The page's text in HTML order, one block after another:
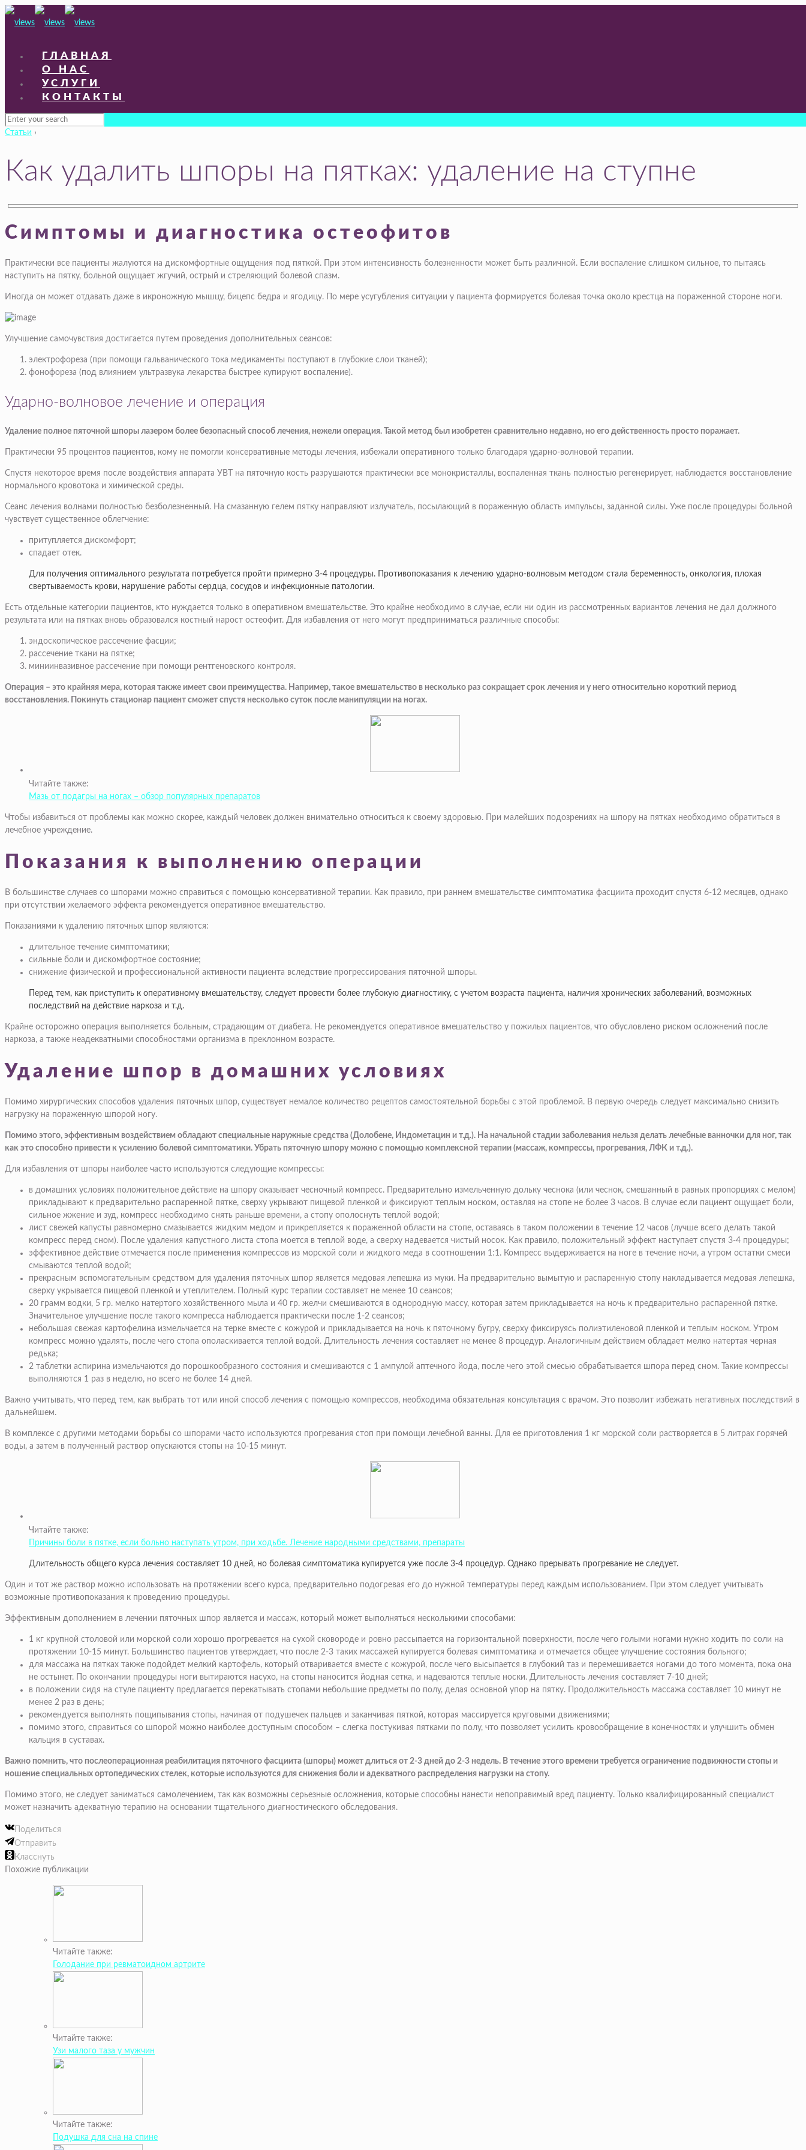
ГЛАВНАЯ
О НАС
УСЛУГИ
КОНТАКТЫ
Статьи ›
Как удалить шпоры на пятках: удаление на ступне
Симптомы и диагностика остеофитов
Практически все пациенты жалуются на дискомфортные ощущения под пяткой. При этом интенсивность болезненности может быть различной. Если воспаление слишком сильное, то пытаясь
наступить на пятку, больной ощущает жгучий, острый и стреляющий болевой спазм.
Иногда он может отдавать даже в икроножную мышцу, бицепс бедра и ягодицу. По мере усугубления ситуации у пациента формируется болевая точка около крестца на пораженной стороне ноги.
Улучшение самочувствия достигается путем проведения дополнительных сеансов:
электрофореза (при помощи гальванического тока медикаменты поступают в глубокие слои тканей);
фонофореза (под влиянием ультразвука лекарства быстрее купируют воспаление).
Ударно-волновое лечение и операция
Удаление полное пяточной шпоры лазером более безопасный способ лечения, нежели операция. Такой метод был изобретен сравнительно недавно, но его действенность просто поражает.
Практически 95 процентов пациентов, кому не помогли консервативные методы лечения, избежали оперативного только благодаря ударно-волновой терапии.
Спустя некоторое время после воздействия аппарата УВТ на пяточную кость разрушаются практически все монокристаллы, воспаленная ткань полностью регенерирует, наблюдается восстановление
нормального кровотока и химической среды.
Сеанс лечения волнами полностью безболезненный. На смазанную гелем пятку направляют излучатель, посылающий в пораженную область импульсы, заданной силы. Уже после процедуры больной
чувствует существенное облегчение:
притупляется дискомфорт;
спадает отек.
Для получения оптимального результата потребуется пройти примерно 3-4 процедуры. Противопоказания к лечению ударно-волновым методом стала беременность, онкология, плохая
свертываемость крови, нарушение работы сердца, сосудов и инфекционные патологии.
Есть отдельные категории пациентов, кто нуждается только в оперативном вмешательстве. Это крайне необходимо в случае, если ни один из рассмотренных вариантов лечения не дал должного
результата или на пятках вновь образовался костный нарост остеофит. Для избавления от него могут предприниматься различные способы:
эндоскопическое рассечение фасции;
рассечение ткани на пятке;
миниинвазивное рассечение при помощи рентгеновского контроля.
Операция – это крайняя мера, которая также имеет свои преимущества. Например, такое вмешательство в несколько раз сокращает срок лечения и у него относительно короткий период
восстановления. Покинуть стационар пациент сможет спустя несколько суток после манипуляции на ногах.
Читайте также:
Мазь от подагры на ногах – обзор популярных препаратов
Чтобы избавиться от проблемы как можно скорее, каждый человек должен внимательно относиться к своему здоровью. При малейших подозрениях на шпору на пятках необходимо обратиться в
лечебное учреждение.
Показания к выполнению операции
В большинстве случаев со шпорами можно справиться с помощью консервативной терапии. Как правило, при раннем вмешательстве симптоматика фасциита проходит спустя 6-12 месяцев, однако
при отсутствии желаемого эффекта рекомендуется оперативное вмешательство.
Показаниями к удалению пяточных шпор являются:
длительное течение симптоматики;
сильные боли и дискомфортное состояние;
снижение физической и профессиональной активности пациента вследствие прогрессирования пяточной шпоры.
Перед тем, как приступить к оперативному вмешательству, следует провести более глубокую диагностику, с учетом возраста пациента, наличия хронических заболеваний, возможных
последствий на действие наркоза и т.д.
Крайне осторожно операция выполняется больным, страдающим от диабета. Не рекомендуется оперативное вмешательство у пожилых пациентов, что обусловлено риском осложнений после
наркоза, а также неадекватными способностями организма в преклонном возрасте.
Удаление шпор в домашних условиях
Помимо хирургических способов удаления пяточных шпор, существует немалое количество рецептов самостоятельной борьбы с этой проблемой. В первую очередь следует максимально снизить
нагрузку на пораженную шпорой ногу.
Помимо этого, эффективным воздействием обладают специальные наружные средства (Долобене, Индометацин и т.д.). На начальной стадии заболевания нельзя делать лечебные ванночки для ног, так
как это способно привести к усилению болевой симптоматики. Убрать пяточную шпору можно с помощью комплексной терапии (массаж, компрессы, прогревания, ЛФК и т.д.).
Для избавления от шпоры наиболее часто используются следующие компрессы:
в домашних условиях положительное действие на шпору оказывает чесночный компресс. Предварительно измельченную дольку чеснока (или чеснок, смешанный в равных пропорциях с мелом)
прикладывают к предварительно распаренной пятке, сверху укрывают пищевой пленкой и фиксируют теплым носком, оставляя на стопе не более 3 часов. В случае если пациент ощущает боли,
сильное жжение и зуд, компресс необходимо снять раньше времени, а стопу ополоснуть теплой водой;
лист свежей капусты равномерно смазывается жидким медом и прикрепляется к пораженной области на стопе, оставаясь в таком положении в течение 12 часов (лучше всего делать такой
компресс перед сном). После удаления капустного листа стопа моется в теплой воде, а сверху надевается чистый носок. Как правило, положительный эффект наступает спустя 3-4 процедуры;
эффективное действие отмечается после применения компрессов из морской соли и жидкого меда в соотношении 1:1. Компресс выдерживается на ноге в течение ночи, а утром остатки смеси
смываются теплой водой;
прекрасным вспомогательным средством для удаления пяточных шпор является медовая лепешка из муки. На предварительно вымытую и распаренную стопу накладывается медовая лепешка,
сверху укрывается пищевой пленкой и утеплителем. Полный курс терапии составляет не менее 10 сеансов;
20 грамм водки, 5 гр. мелко натертого хозяйственного мыла и 40 гр. желчи смешиваются в однородную массу, которая затем прикладывается на ночь к предварительно распаренной пятке.
Значительное улучшение после такого компресса наблюдается практически после 1-2 сеансов;
небольшая свежая картофелина измельчается на терке вместе с кожурой и прикладывается на ночь к пяточному бугру, сверху фиксируясь полиэтиленовой пленкой и теплым носком. Утром
компресс можно удалять, после чего стопа ополаскивается теплой водой. Длительность лечения составляет не менее 8 процедур. Аналогичным действием обладает мелко натертая черная
редька;
2 таблетки аспирина измельчаются до порошкообразного состояния и смешиваются с 1 ампулой аптечного йода, после чего этой смесью обрабатывается шпора перед сном. Такие компрессы
выполняются 1 раз в неделю, но всего не более 14 дней.
Важно учитывать, что перед тем, как выбрать тот или иной способ лечения с помощью компрессов, необходима обязательная консультация с врачом. Это позволит избежать негативных последствий в
дальнейшем.
В комплексе с другими методами борьбы со шпорами часто используются прогревания стоп при помощи лечебной ванны. Для ее приготовления 1 кг морской соли растворяется в 5 литрах горячей
воды, а затем в полученный раствор опускаются стопы на 10-15 минут.
Читайте также:
Причины боли в пятке, если больно наступать утром, при ходьбе. Лечение народными средствами, препараты
Длительность общего курса лечения составляет 10 дней, но болевая симптоматика купируется уже после 3-4 процедур. Однако прерывать прогревание не следует.
Один и тот же раствор можно использовать на протяжении всего курса, предварительно подогревая его до нужной температуры перед каждым использованием. При этом следует учитывать
возможные противопоказания к проведению процедуры.
Эффективным дополнением в лечении пяточных шпор является и массаж, который может выполняться несколькими способами:
1 кг крупной столовой или морской соли хорошо прогревается на сухой сковороде и ровно рассыпается на горизонтальной поверхности, после чего голыми ногами нужно ходить по соли на
протяжении 10-15 минут. Большинство пациентов утверждает, что после 2-3 таких массажей купируется болевая симптоматика и отмечается общее улучшение состояния больного;
для массажа на пятках также подойдет мелкий картофель, который отваривается вместе с кожурой, после чего высыпается в глубокий таз и перемешивается ногами до того момента, пока она
не остынет. По окончании процедуры ноги вытираются насухо, на стопы наносится йодная сетка, и надеваются теплые носки. Длительность лечения составляет 7-10 дней;
в положении сидя на стуле пациенту предлагается перекатывать стопами небольшие предметы по полу, делая основной упор на пятку. Продолжительность массажа составляет 10 минут не
менее 2 раз в день;
рекомендуется выполнять пощипывания стопы, начиная от подушечек пальцев и заканчивая пяткой, которая массируется круговыми движениями;
помимо этого, справиться со шпорой можно наиболее доступным способом – слегка постукивая пятками по полу, что позволяет усилить кровообращение в конечностях и улучшить обмен
кальция в суставах.
Важно помнить, что послеоперационная реабилитация пяточного фасциита (шпоры) может длиться от 2-3 дней до 2-3 недель. В течение этого времени требуется ограничение подвижности стопы и
ношение специальных ортопедических стелек, которые используются для снижения боли и адекватного распределения нагрузки на стопу.
Помимо этого, не следует заниматься самолечением, так как возможны серьезные осложнения, которые способны нанести непоправимый вред пациенту. Только квалифицированный специалист
может назначить адекватную терапию на основании тщательного диагностического обследования.
Поделиться
Отправить
Класснуть
Похожие публикации
Читайте также:
Голодание при ревматоидном артрите
Читайте также:
Узи малого таза у мужчин
Читайте также:
Подушка для сна на спине